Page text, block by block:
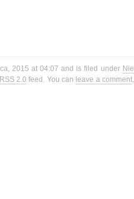
2015 at 04:07 and is filed under
RSS 2.0 feed. You can leave a comment